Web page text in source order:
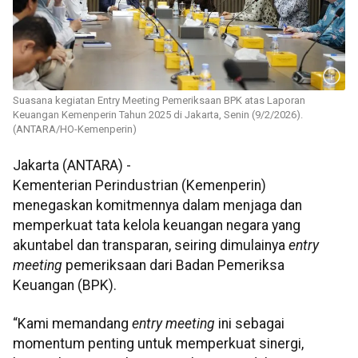
Suasana kegiatan Entry Meeting Pemeriksaan BPK atas Laporan
Keuangan Kemenperin Tahun 2025 di Jakarta, Senin (9/2/2026).
(ANTARA/HO-Kemenperin)
Jakarta (ANTARA) -
Kementerian Perindustrian (Kemenperin)
menegaskan komitmennya dalam menjaga dan
memperkuat tata kelola keuangan negara yang
akuntabel dan transparan, seiring dimulainya entry
meeting pemeriksaan dari Badan Pemeriksa
Keuangan (BPK).
“Kami memandang entry meeting ini sebagai
momentum penting untuk memperkuat sinergi,